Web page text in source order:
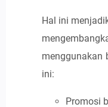
Hal ini
menggunakan
ini:
Promosi